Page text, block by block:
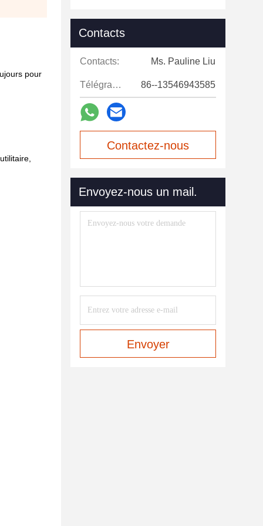
pour
Contacts
Contacts: Ms. Pauline Liu
Télégramme: 86--13546943585
Contactez-nous
Envoyez-nous un mail.
Envoyer